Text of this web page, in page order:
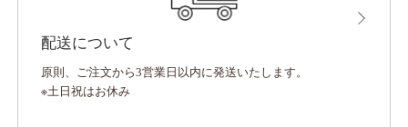
配送について
原則、ご注文から3営業日以内に発送いたします。
※土日祝はお休み
- お問い合わせ